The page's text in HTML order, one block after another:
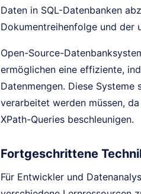
Daten in SQL-Datenbanken
Dokumentreihenfolge und der
Open-Source-
ermöglichen eine effiziente,
Datenmengen. Diese
verarbeitet werden müssen,
XPath-Queries beschleunigen.
Fortgeschrittene
Für Entwickler und